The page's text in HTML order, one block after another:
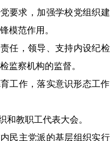
要求，加强学校党组织建
作用。
，领导、支持内设纪
机构的监督。
作，落实意识形态工作
教职工代表大会。
内民主党派的基层组织实